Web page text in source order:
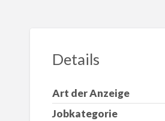
Details
Art der Anzeige
Jobkategorie